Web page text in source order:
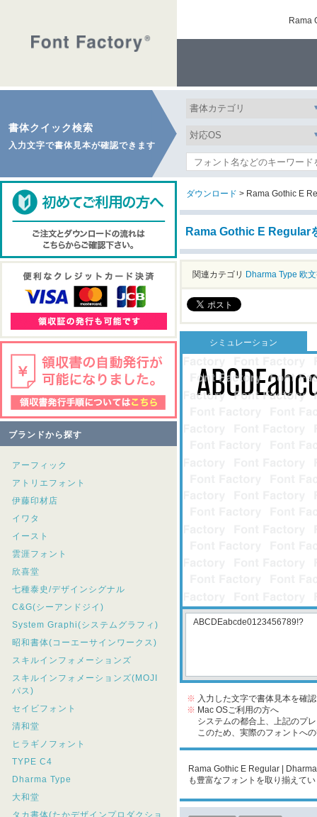
Rama
書体クイック検索
入力文字で書体見本が確認できます
ブランドから探す
アーフィック
アトリエフォント
伊藤印材店
イワタ
イースト
雲涯フォント
欣喜堂
七種泰史/デザインシグナル
C&G(シーアンドジイ)
System Graphi(システムグラフィ)
昭和書体(コーエーサインワークス)
スキルインフォメーションズ
スキルインフォメーションズ(MOJI
パス)
セイビフォント
清和堂
ヒラギノフォント
TYPE C4
Dharma Type
大和堂
タカ書体(たかデザインプロダクショ
ダウンロード > Rama Gothic E
Rama Gothic E Regular
関連カテゴリ Dharma Type 欧
シミュレーション
※ 入力した文字で書体見本を確
※ Mac OSご利用の方へ
システムの都合上、上記のプ
このため、実際のフォントへの
Rama Gothic E Regular |
も豊富なフォントを取り揃えて